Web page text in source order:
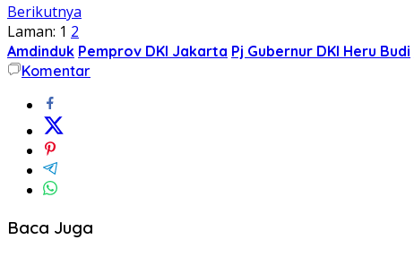
Berikutnya
Laman: 1 2
Amdinduk Pemprov DKI Jakarta Pj Gubernur DKI Heru Budi
Komentar
Baca Juga